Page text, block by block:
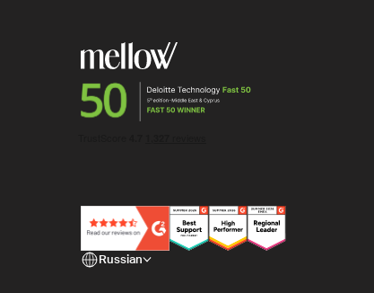
Russian